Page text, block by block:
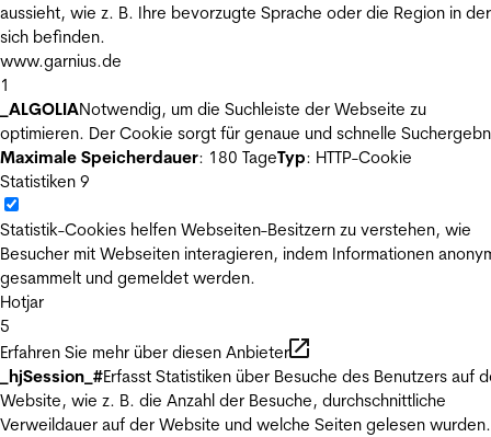
aussieht, wie z. B. Ihre bevorzugte Sprache oder die Region in
sich befinden.
www.garnius.de
1
_ALGOLIANotwendig, um die Suchleiste der Webseite zu
optimieren. Der Cookie sorgt für genaue und schnelle
Maximale Speicherdauer: 180 TageTyp: HTTP-Cookie
Statistiken 9
Statistik-Cookies helfen Webseiten-Besitzern zu verstehen, wie
Besucher mit Webseiten interagieren, indem Informationen
gesammelt und gemeldet werden.
Hotjar
5
Erfahren Sie mehr über diesen Anbieter
_hjSession_#Erfasst Statistiken über Besuche des Benutzers auf
Website, wie z. B. die Anzahl der Besuche, durchschnittliche
Verweildauer auf der Website und welche Seiten gelesen wurden.